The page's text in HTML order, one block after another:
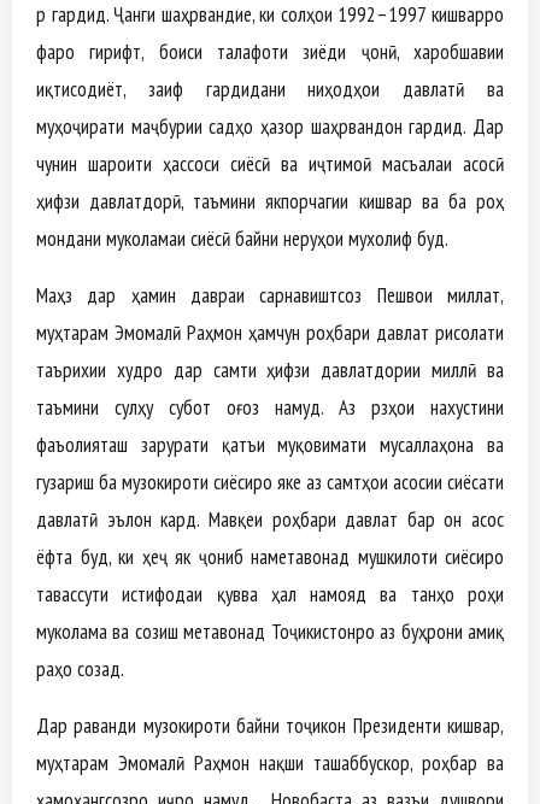
рӯ гардид. Ҷанги шаҳрвандие, ки солҳои 1992–1997 кишварро
фаро гирифт, боиси талафоти зиёди ҷонӣ, харобшавии
иқтисодиёт, заиф гардидани ниҳодҳои давлатӣ ва
муҳоҷирати маҷбурии садҳо ҳазор шаҳрвандон гардид. Дар
чунин шароити ҳассоси сиёсӣ ва иҷтимоӣ масъалаи асосӣ
ҳифзи давлатдорӣ, таъмини якпорчагии кишвар ва ба роҳ
мондани муколамаи сиёсӣ байни неруҳои мухолиф буд.
Маҳз дар ҳамин давраи сарнавиштсоз Пешвои миллат,
муҳтарам Эмомалӣ Раҳмон ҳамчун роҳбари давлат рисолати
таърихии худро дар самти ҳифзи давлатдории миллӣ ва
таъмини сулҳу субот оғоз намуд. Аз рӯзҳои нахустини
фаъолияташ зарурати қатъи муқовимати мусаллаҳона ва
гузариш ба музокироти сиёсиро яке аз самтҳои асосии сиёсати
давлатӣ эълон кард. Мавқеи роҳбари давлат бар он асос
ёфта буд, ки ҳеҷ як ҷониб наметавонад мушкилоти сиёсиро
тавассути истифодаи қувва ҳал намояд ва танҳо роҳи
муколама ва созиш метавонад Тоҷикистонро аз буҳрони амиқ
раҳо созад.
Дар раванди музокироти байни тоҷикон Президенти кишвар,
муҳтарам Эмомалӣ Раҳмон нақши ташаббускор, роҳбар ва